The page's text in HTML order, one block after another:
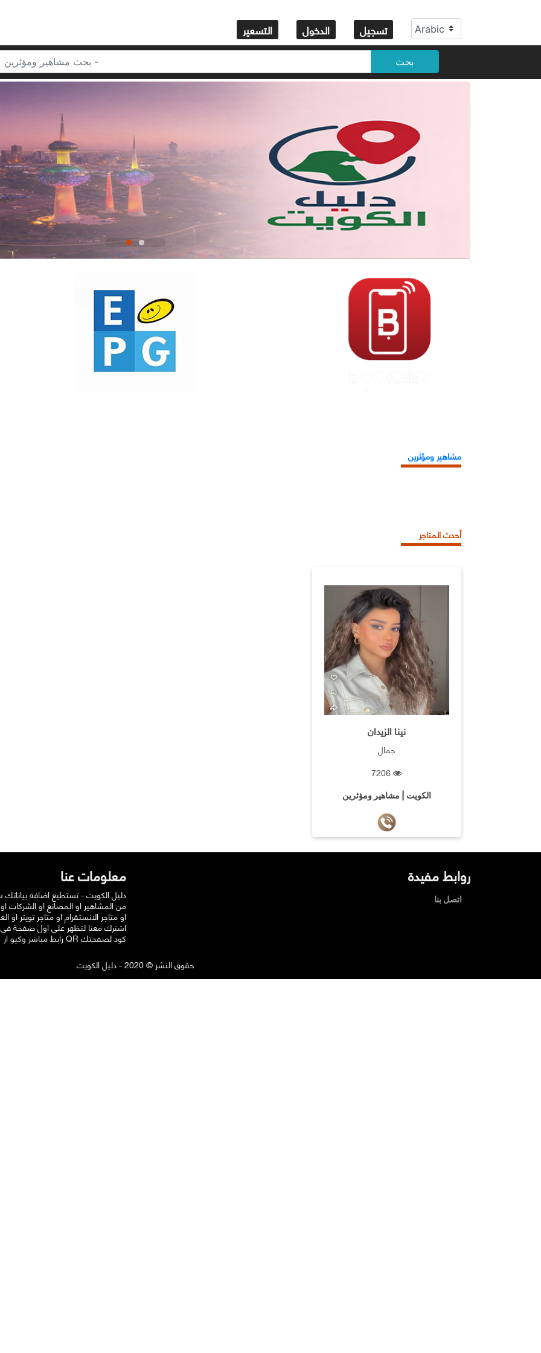
التسعير الدخول تسجيل
بحث
مشاهير ومؤثرين
أحدث المتاجر
نينا الزيدان
جمال
7206
الكويت | مشاهير ومؤثرين
معلومات عنا
دليل الكويت - تستطيع اضافة
من المشاهير او المصانع او الشركات
او متاجر الانستقرام او متاجر تويتر او
اشترك معنا لتظهر على اول صفحة
رابط مباشر وكيو ار QR كود لصفحتك
روابط مفيدة
حقوق النشر © 2020 - دليل الكويت